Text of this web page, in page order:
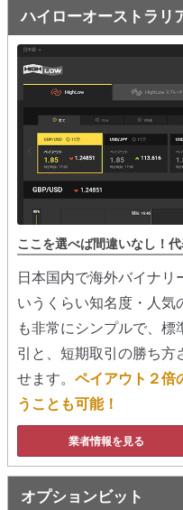
逆張りと相場変動のしくみ
負けそうなときは損切り
攻略法まとめ
ローソク足チャート
移動平均線
トレンド順張り
RSI
ボリンジャーバンド
ストラテジーアドバイザー
スポットフォロー
トレーダーズ・チョイス
ハイローオーストラリ
ここを選べば間違いなし！
日本国内で海外バイナリ
いうくらい知名度・人気
も非常にシンプルで、
引と、短期取引の勝ち方
せます。 ペイアウト２倍
うことも可能！
業者情報を見る
オプションビット